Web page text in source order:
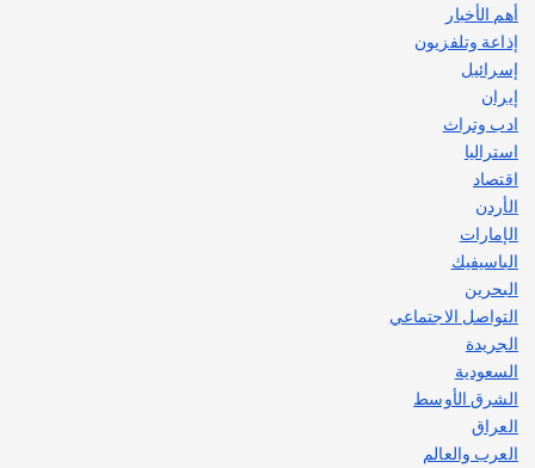
أهم الأخبار
إذاعة وتلفزيون
إسرائيل
إيران
ادب وتراث
استراليا
اقتصاد
الأردن
الإمارات
الباسيفيك
البحرين
التواصل الاجتماعي
الجريدة
السعودية
الشرق الأوسط
العراق
العرب والعالم